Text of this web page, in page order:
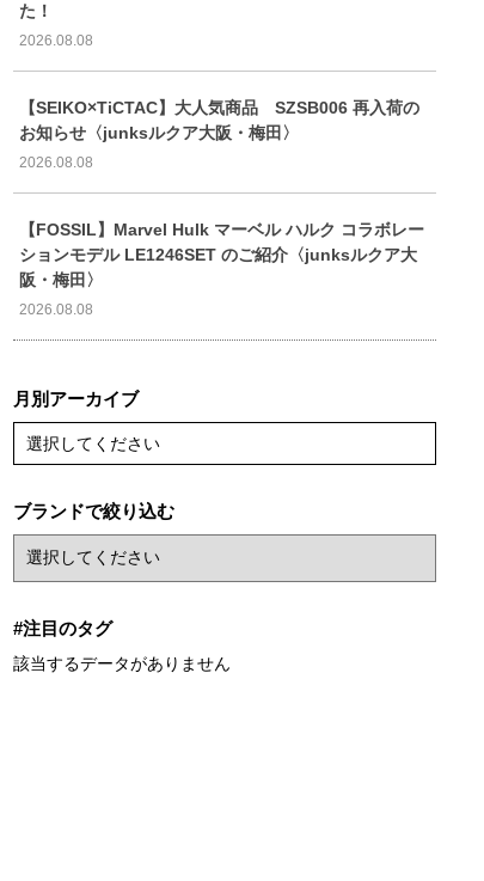
た！
2026.08.08
【SEIKO×TiCTAC】大人気商品 SZSB006 再入荷の
お知らせ〈junksルクア大阪・梅田〉
2026.08.08
【FOSSIL】Marvel Hulk マーベル ハルク コラボレー
ションモデル LE1246SET のご紹介〈junksルクア大
阪・梅田〉
2026.08.08
月別アーカイブ
選択してください
ブランドで絞り込む
#注目のタグ
該当するデータがありません